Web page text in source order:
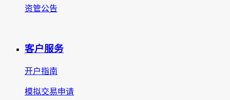
资管公告
客户服务
开户指南
模拟交易申请